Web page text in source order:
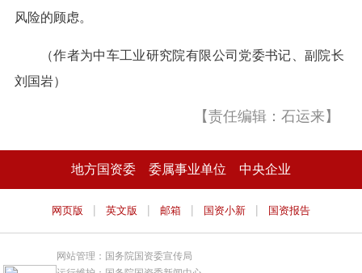
风险的顾虑。
（作者为中车工业研究院有限公司党委书记、副院长
刘国岩）
【责任编辑：石运来】
地方国资委 委属事业单位 中央企业
网页版 | 英文版 | 邮箱 | 国资小新 | 国资报告
网站管理：国务院国资委宣传局